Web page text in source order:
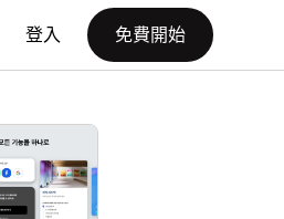
登入 免費開始